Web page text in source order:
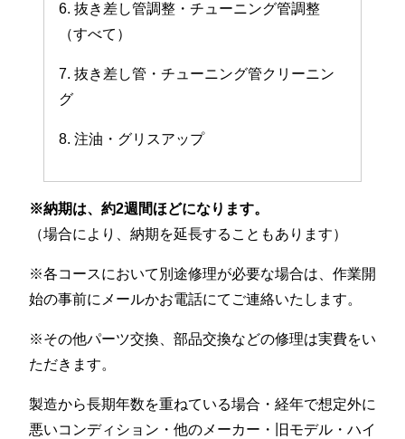
6. 抜き差し管調整・チューニング管調整
（すべて）
7. 抜き差し管・チューニング管クリーニン
グ
8. 注油・グリスアップ
※納期は、約2週間ほどになります。
（場合により、納期を延長することもあります）
※各コースにおいて別途修理が必要な場合は、作業開
始の事前にメールかお電話にてご連絡いたします。
※その他パーツ交換、部品交換などの修理は実費をい
ただきます。
製造から長期年数を重ねている場合・経年で想定外に
悪いコンディション・他のメーカー・旧モデル・ハイ